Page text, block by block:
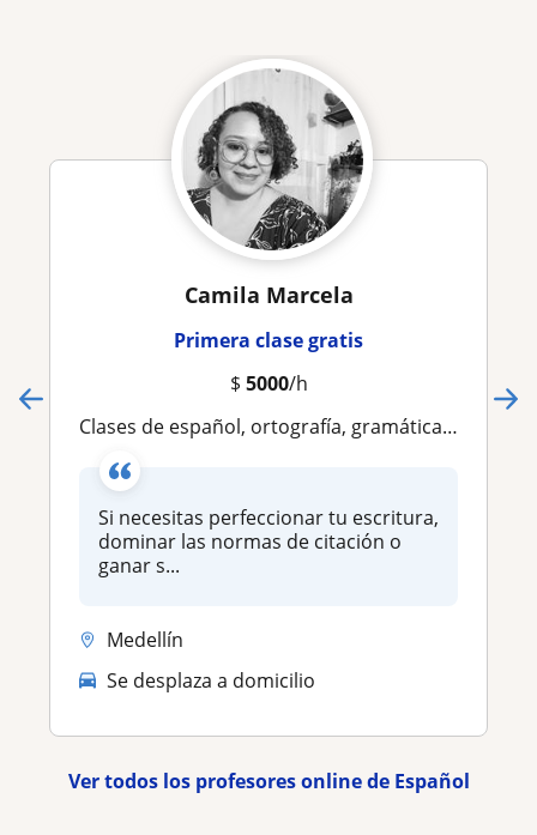
Camila Marcela
Primera clase gratis
$ 5000/h
Clases de español, ortografía, gramática y normas académicas
Si necesitas perfeccionar tu escritura,
dominar las normas de citación o
ganar s...
Medellín
Se desplaza a domicilio
Ver todos los profesores online de Español